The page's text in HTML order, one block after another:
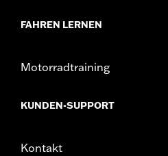
FAHREN LERNEN
Motorradtraining
KUNDEN-SUPPORT
Kontakt